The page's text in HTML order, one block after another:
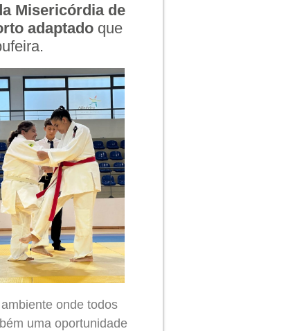
Misericórdia de
adaptadoque
onde todos
uma oportunidade